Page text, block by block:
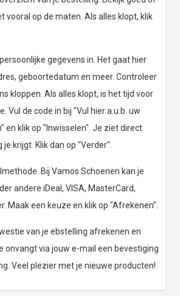
vooral op de maten. Als alles klopt, klik
gegevens in. Het gaat hier
geboortedatum en meer. Controleer
kloppen. Als alles klopt, is het tijd voor
Vul de code in bij "Vul hier a.u.b. uw
en klik op "Inwisselen". Je ziet direct
je krijgt. Klik dan op "Verder".
Bij Vamos Schoenen kan je
andere iDeal, VISA, MasterCard,
Maak een keuze en klik op "Afrekenen".
van je ebstelling afrekenen en
onvangt via jouw e-mail een bevestiging
Veel plezier met je nieuwe producten!